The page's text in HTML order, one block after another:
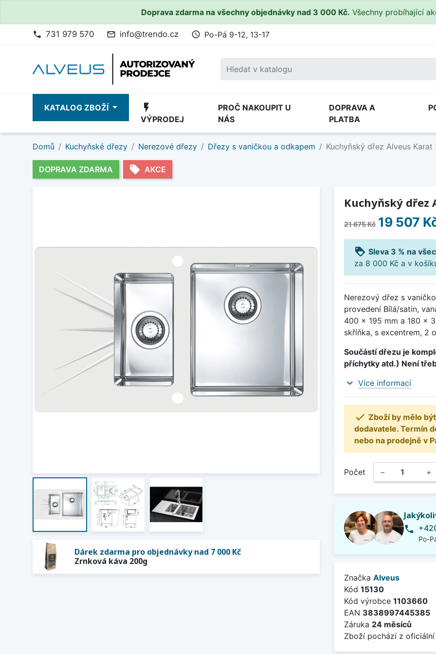
Doprava zdarma na všechny objednávky nad 3 000 Kč. Všechny probíhající
phone 731 979 570 mail_outline info@trendo.cz access_time Po-Pá 9-12, 13-17
KATALOG ZBOŽÍ flash_on
VÝPRODEJ
PROČ NAKOUPIT U
NÁS
DOPRAVA A
PLATBA
Domů Kuchyňské dřezy Nerezové dřezy Dřezy s vaničkou a odkapem Kuchyňský dřez Alveus
DOPRAVA ZDARMA local_offer AKCE
Dárek zdarma pro objednávky nad 7 000 Kč
Zrnková káva 200g
Kuchyňský
21 675 Kč 19 507
loyalty Sleva 3 % na
za 8 000 Kč a v
Nerezový dřez s
provedení Bílá/satin,
400 x 195 mm a 180 x
skříňka, s excentrem, 2
Součástí dřezu je
příchytky atd.) Není
expand_more Více informací
 Zboží by mělo
dodavatele. Termín
nebo na prodejně v
Počet − +
phone
Po-
Značka Alveus
Kód 15130
Kód výrobce 1103660
EAN 3838997445385
Záruka 24 měsíců
Zboží pochází z